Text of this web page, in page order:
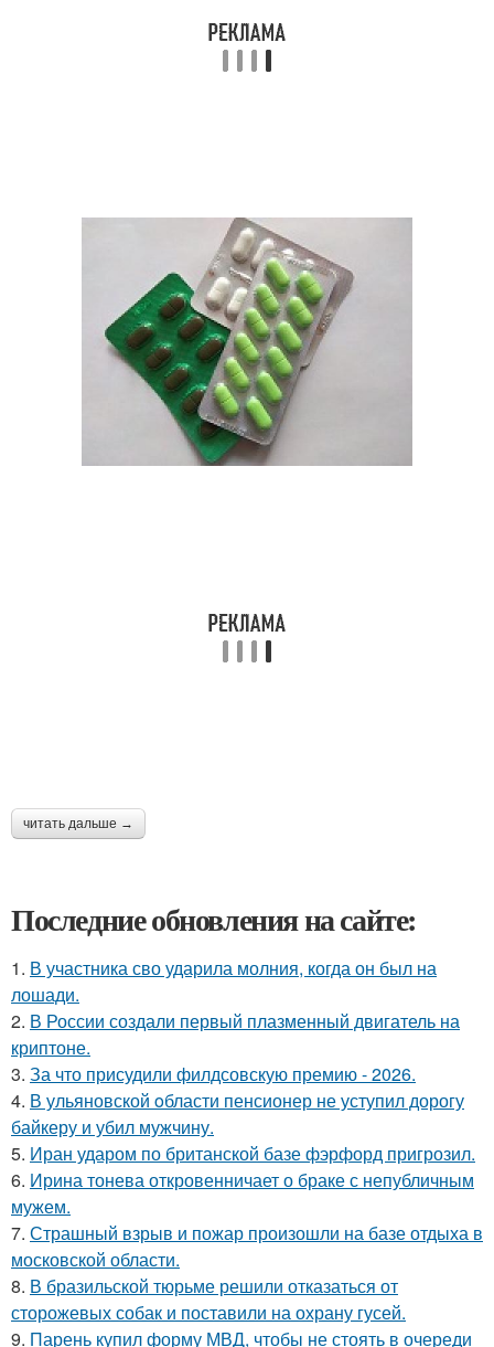
читать дальше →
Последние обновления на сайте:
1. В участника сво ударила молния, когда он был на
лошади.
2. В России создали первый плазменный двигатель на
криптоне.
3. За что присудили филдсовскую премию - 2026.
4. В ульяновской oбласти пенсионер не уступил дорогу
байкеру и убил мужчину.
5. Иран ударом по британской базе фэрфорд пригрозил.
6. Ирина тонева откровенничает о браке с непубличным
мужем.
7. Страшный взрыв и пожар произошли на базе отдыха в
московской области.
8. В бразильской тюрьме решили отказаться от
сторожевых собак и поставили на охрану гусей.
9. Парень купил форму МВД, чтобы не стоять в очереди